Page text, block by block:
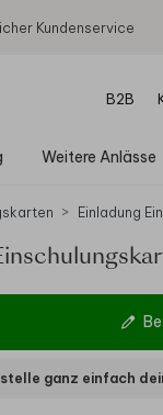
Kundenservice
B2B
Weitere Anlässe
Einladung
ganz einfach